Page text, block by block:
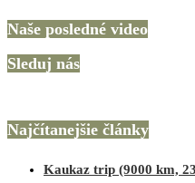
Naše posledné video
Sleduj nás
Najčítanejšie články
Kaukaz trip (9000 km,